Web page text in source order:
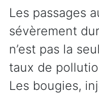
Les passages
sévèrement
n’est pas la
taux de
Les bougies,